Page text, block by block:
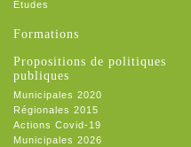
Etudes
Formations
Propositions de politiques
publiques
Municipales 2020
Régionales 2015
Actions Covid-19
Municipales 2026